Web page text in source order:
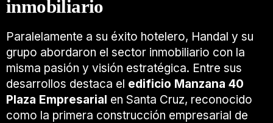
inmobiliario
Paralelamente a su éxito hotelero, Handal y su
grupo abordaron el sector inmobiliario con la
misma pasión y visión estratégica. Entre sus
desarrollos destaca el edificio Manzana 40
Plaza Empresarial en Santa Cruz, reconocido
como la primera construcción empresarial de